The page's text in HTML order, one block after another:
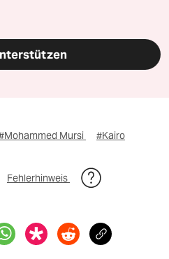
Mursi #Kairo
Fehlerhinweis